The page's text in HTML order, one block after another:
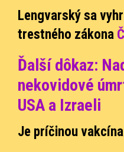
Lengvarský sa
trestného zákona
Ďalší dôkaz:
nekovidové
USA a Izraeli
Je príčinou